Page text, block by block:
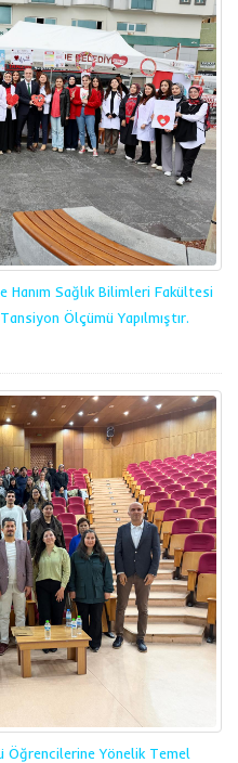
Hanım Sağlık Bilimleri Fakültesi
Ölçümü Yapılmıştır.
Öğrencilerine Yönelik Temel